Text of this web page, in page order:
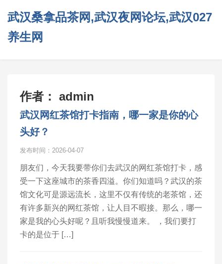
武汉桑拿品茶网,武汉夜网论坛,武汉027
养生网
作者： admin
武汉网红茶馆打卡指南，哪一家是你的心
头好？
发布时间：2026-04-07
朋友们，今天我要带你们去武汉的网红茶馆打卡，感
受一下这座城市的茶香四溢。你们知道吗？武汉的茶
馆文化可是源远流长，这里不仅有传统的老茶馆，还
有许多新兴的网红茶馆，让人目不暇接。那么，哪一
家是我的心头好呢？且听我慢慢道来。 ，我们要打
卡的是位于 […]